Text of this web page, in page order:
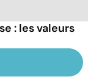
: les valeurs